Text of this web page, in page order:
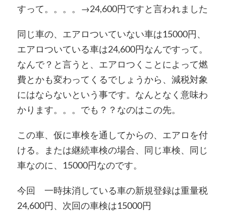
すって。。。。→24,600円ですと言われました
同じ車の、エアロついていない車は15000円、
エアロついている車は24,600円なんですって。
なんで？と言うと、エアロつくことによって燃
費とかも変わってくるでしょうから、減税対象
にはならないという事です。なんとなく意味わ
かります。。。でも？？なのはこの先。
この車、仮に車検を通してからの、エアロを付
ける。または継続車検の場合、同じ車検、同じ
車なのに、15000円なのです。
今回 一時抹消している車の新規登録は重量税
24,600円、次回の車検は15000円